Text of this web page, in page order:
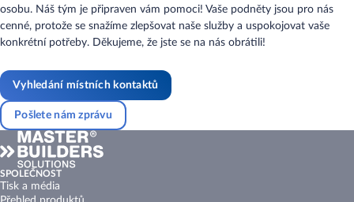
osobu. Náš tým je připraven vám pomoci! Vaše podněty jsou pro nás
cenné, protože se snažíme zlepšovat naše služby a uspokojovat vaše
konkrétní potřeby. Děkujeme, že jste se na nás obrátili!
Vyhledání místních kontaktů
Pošlete nám zprávu
SPOLEČNOST
Tisk a média